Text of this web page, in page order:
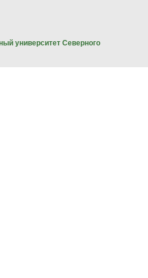
университет Северного